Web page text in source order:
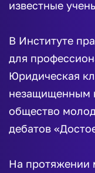
известные
В Институте
для
Юридическая
незащищенным
общество
дебатов
На протяжении